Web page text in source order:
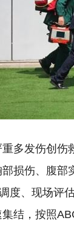
多发伤创伤
损伤、腹部
度、现场评
结，按照